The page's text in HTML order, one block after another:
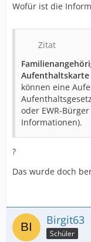
Wofür ist die
Zitat
Aufenthaltskarte
können eine
oder EWR-
Informationen).
?
Das wurde doch
Birgit63
Schüler